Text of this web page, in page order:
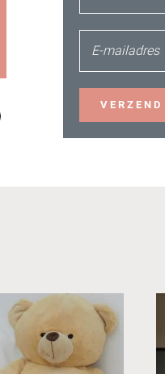
E-mailadres
VERZEND